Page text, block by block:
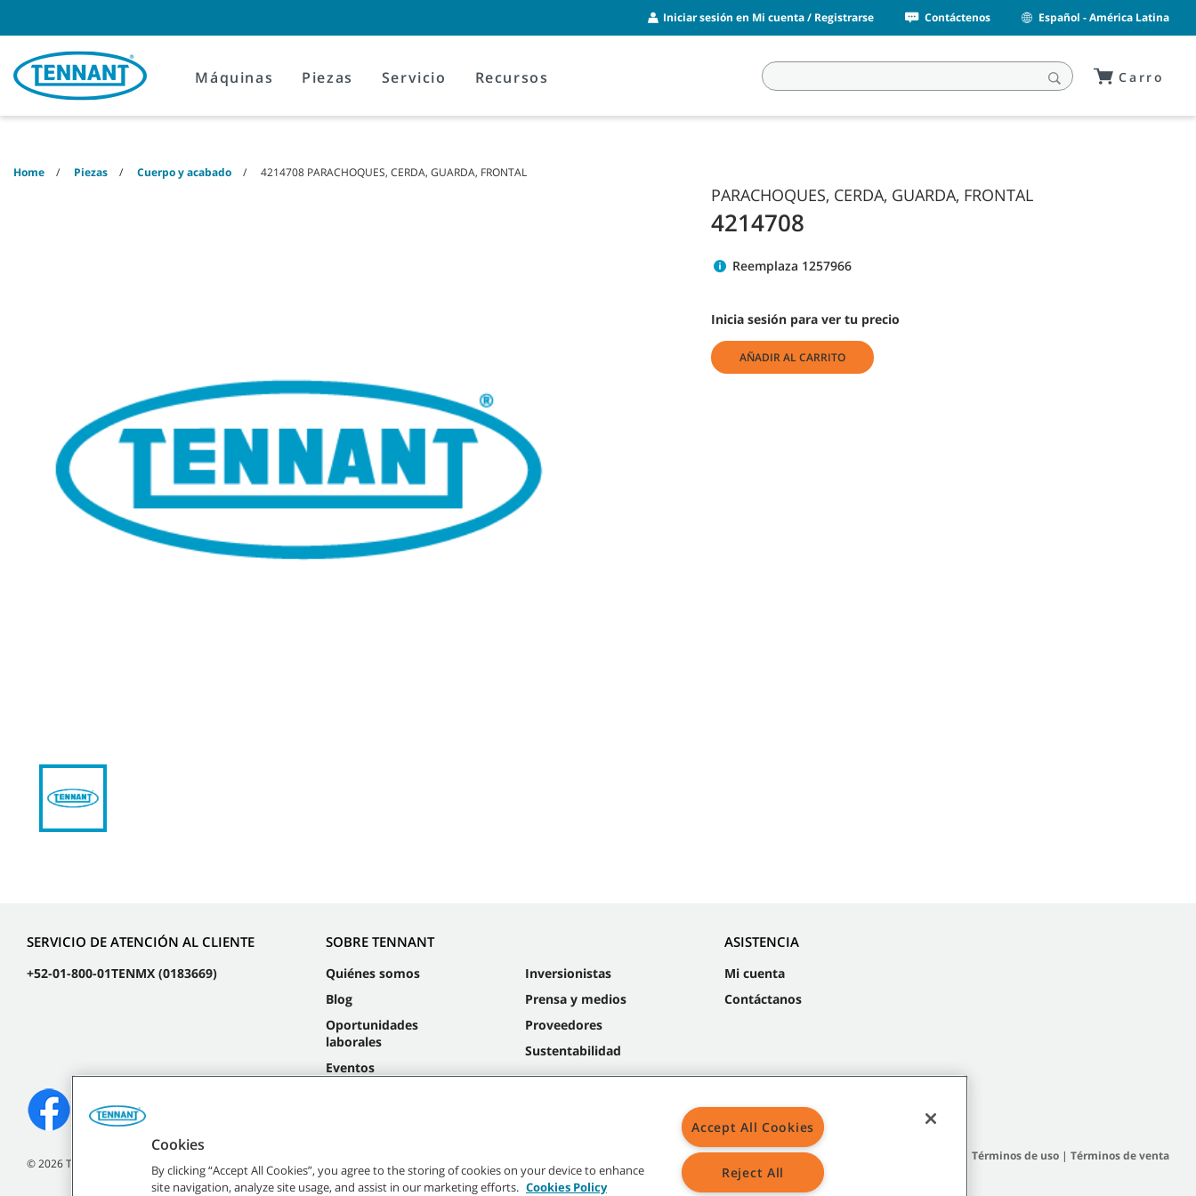
content
navigation
menu
Iniciar sesión en Mi cuenta / Registrarse Contáctenos Español - América Latina
Máquinas Piezas Servicio Recursos Carro
Home Piezas Cuerpo y acabado 4214708 PARACHOQUES, CERDA, GUARDA, FRONTAL
PARACHOQUES, CERDA, GUARDA, FRONTAL
4214708
Reemplaza 1257966
Inicia sesión para ver tu precio
AÑADIR AL CARRITO
SERVICIO DE ATENCIÓN AL CLIENTE
+52-01-800-01TENMX (0183669)
SOBRE TENNANT
Quiénes somos
Blog
Oportunidades
laborales
Eventos
Inversionistas
Prensa y medios
Proveedores
Sustentabilidad
ASISTENCIA
Mi cuenta
Contáctanos
©2026Tennant Company. Todos los derechos reservados.
Mapa del sitio Términos de uso| Términos de venta
Cookies
By clicking “Accept All Cookies”, you agree to the storing of cookies on your device to enhance
site navigation, analyze site usage, and assist in our marketing efforts. Cookies Policy
Accept All Cookies
Reject All